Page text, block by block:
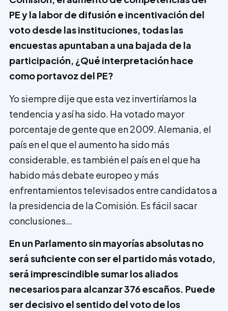
PE y la labor de difusión e incentivación del
voto desde las instituciones, todas las
encuestas apuntaban a una bajada de la
participación, ¿Qué interpretación hace
como portavoz del PE?
Yo siempre dije que esta vez invertiríamos la
tendencia y así ha sido. Ha votado mayor
porcentaje de gente que en 2009. Alemania, el
país en el que el aumento ha sido más
considerable, es también el país en el que ha
habido más debate europeo y más
enfrentamientos televisados entre candidatos a
la presidencia de la Comisión. Es fácil sacar
conclusiones…
En un Parlamento sin mayorías absolutas no
será suficiente con ser el partido más votado,
será imprescindible sumar los aliados
necesarios para alcanzar 376 escaños. Puede
ser decisivo el sentido del voto de los